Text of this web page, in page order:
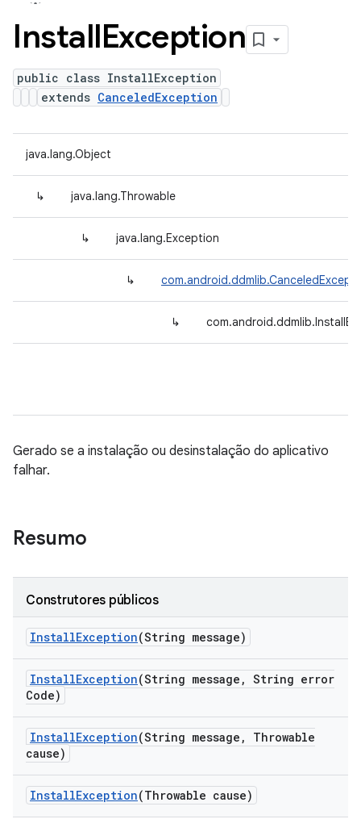
InstallException
public class InstallException
extends CanceledException
java.lang.Object
↳ java.lang.Throwable
↳ java.lang.Exception
↳
↳
Gerado se a instalação ou desinstalação do aplicativo
falhar.
Resumo
Construtores públicos
InstallException(String message)
InstallException(String message , String error
Code)
InstallException(String message ,
Throwable
cause)
InstallException(Throwable cause)